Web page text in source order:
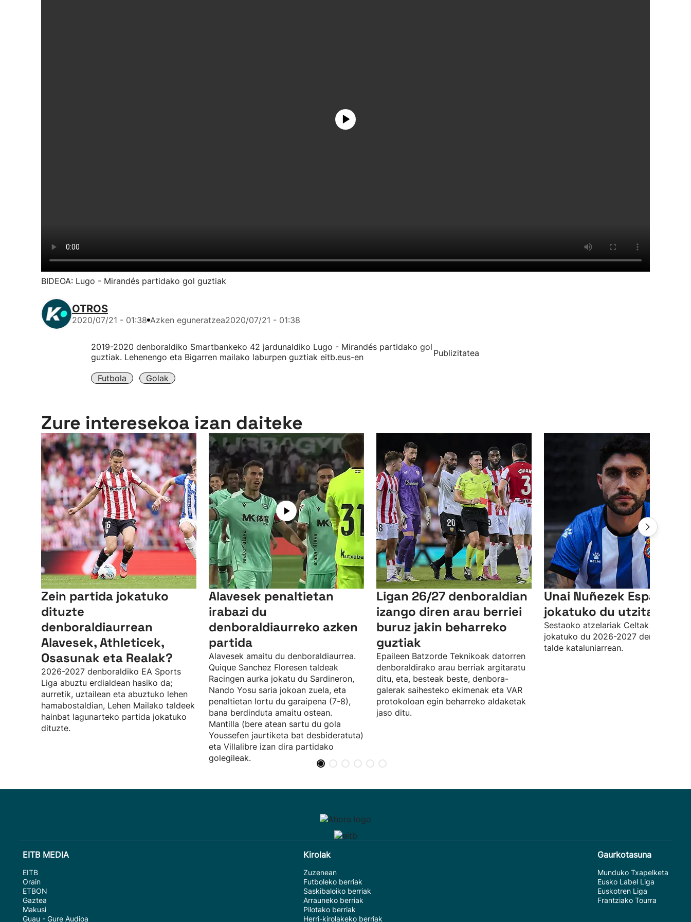
BIDEOA: Lugo - Mirandés partidako gol guztiak
OTROS
2020/07/21 - 01:38 Azken eguneratzea2020/07/21 - 01:38
2019-2020 denboraldiko Smartbankeko 42 jardunaldiko Lugo - Mirandés partidako gol
guztiak. Lehenengo eta Bigarren mailako laburpen guztiak eitb.eus-en
Futbola Golak
Publizitatea
Zure interesekoa izan daiteke
Zein partida jokatuko
dituzte
denboraldiaurrean
Alavesek, Athleticek,
Osasunak eta Realak?
2026-2027 denboraldiko EA Sports
Liga abuztu erdialdean hasiko da;
aurretik, uztailean eta abuztuko lehen
hamabostaldian, Lehen Mailako taldeek
hainbat lagunarteko partida jokatuko
dituzte.
Alavesek penaltietan
irabazi du
denboraldiaurreko azken
partida
Alavesek amaitu du denboraldiaurrea.
Quique Sanchez Floresen taldeak
Racingen aurka jokatu du Sardineron,
Nando Yosu saria jokoan zuela, eta
penaltietan lortu du garaipena (7-8),
bana berdinduta amaitu ostean.
Mantilla (bere atean sartu du gola
Youssefen jaurtiketa bat desbideratuta)
eta Villalibre izan dira partidako
golegileak.
Ligan 26/27 denboraldian
izango diren arau berriei
buruz jakin beharreko
guztiak
Epaileen Batzorde Teknikoak datorren
denboraldirako arau berriak argitaratu
ditu, eta, besteak beste, denbora-
galerak saihesteko ekimenak eta VAR
protokoloan egin beharreko aldaketak
jaso ditu.
Unai Nuñezek
jokatuko du utzita
Sestaoko atzelariak Celtak utzita
jokatuko du 2026-2027 denboraldia
talde kataluniarrean.
EITB MEDIA
EITB
Orain
ETBON
Gaztea
Makusi
Guau - Gure Audioa
Kirolak
Zuzenean
Futboleko berriak
Saskibaloiko berriak
Arrauneko berriak
Pilotako berriak
Herri-kirolakeko berriak
Gaurkotasuna
Munduko Txapelketa
Eusko Label Liga
Euskotren Liga
Frantziako Tourra